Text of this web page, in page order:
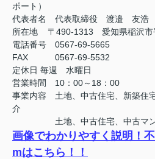
ポート）
代表者名 代表取締役 渡邉 友浩
所在地 〒490-1313 愛知県稲沢市
電話番号 0567-69-5665
FAX
0567-69-5532
定休日 毎週 水曜日
営業時間 10：00～18：00
事業内容 土地、中古住宅、新築住
介
土地、中古住宅、中古マン
画像でわかりやすく説明！
mはこちら！！